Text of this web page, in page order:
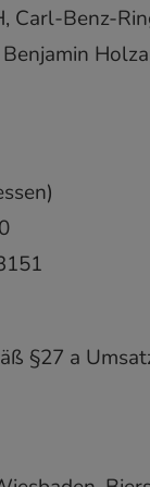
Carl-Benz-
§27 a